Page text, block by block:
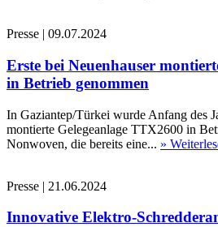
Presse | 09.07.2024
Erste bei Neuenhauser
in Betrieb genommen
In Gaziantep/Türkei wurde Anfang des
montierte Gelegeanlage TTX2600 in
Nonwoven, die bereits eine... »
Presse | 21.06.2024
Innovative Elektro-